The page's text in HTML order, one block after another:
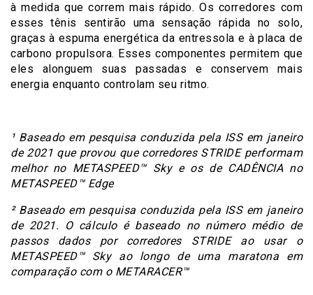
à medida que correm mais rápido. Os corredores com
esses tênis sentirão uma sensação rápida no solo,
graças à espuma energética da entressola e à placa de
carbono propulsora. Esses componentes permitem que
eles alonguem suas passadas e conservem mais
energia enquanto controlam seu ritmo.
¹ Baseado em pesquisa conduzida pela ISS em janeiro
de 2021 que provou que corredores STRIDE performam
melhor no METASPEED™ Sky e os de CADÊNCIA no
METASPEED™ Edge
² Baseado em pesquisa conduzida pela ISS em janeiro
de 2021. O cálculo é baseado no número médio de
passos dados por corredores STRIDE ao usar o
METASPEED™ Sky ao longo de uma maratona em
comparação com o METARACER™